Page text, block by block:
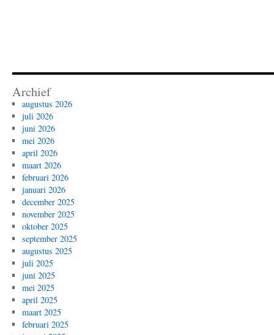
Archief
augustus 2026
juli 2026
juni 2026
mei 2026
april 2026
maart 2026
februari 2026
januari 2026
december 2025
november 2025
oktober 2025
september 2025
augustus 2025
juli 2025
juni 2025
mei 2025
april 2025
maart 2025
februari 2025